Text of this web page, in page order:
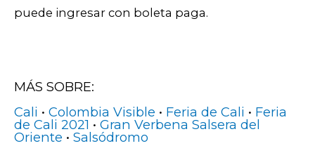
puede ingresar con boleta paga.
MÁS SOBRE:
Cali • Colombia Visible • Feria de Cali • Feria
de Cali 2021 • Gran Verbena Salsera del
Oriente • Salsódromo